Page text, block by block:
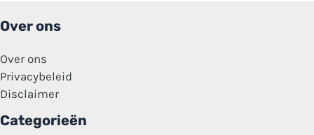
Over ons
Over ons
Privacybeleid
Disclaimer
Categorieën